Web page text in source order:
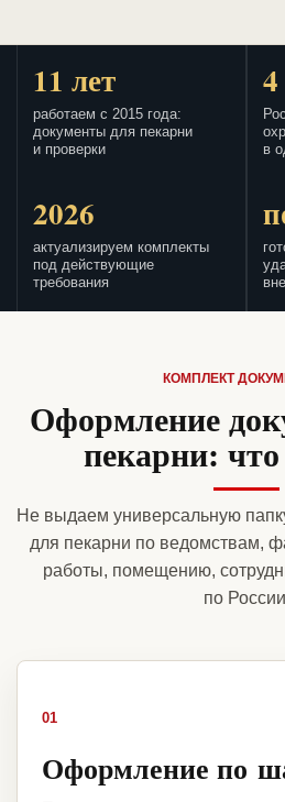
11 лет
работаем с 2015 года:
документы для пекарни
и проверки
в
2026
актуализируем комплекты
под действующие
требования
КОМПЛЕКТ
Оформление
пекарни:
Не выдаем универсальную
для пекарни по ведомствам,
работы, помещению,
по
01
Оформление по